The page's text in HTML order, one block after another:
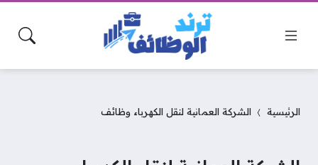
الرئيسية الشركة العمانية لنقل الكهرباء وظائف